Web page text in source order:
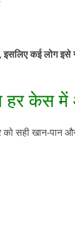
कई लोग इसे
हर केस
सही खान-पान